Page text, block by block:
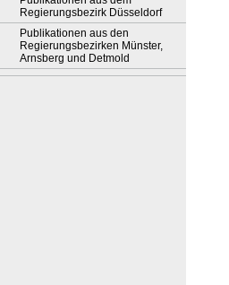
Regierungsbezirk Düsseldorf
Publikationen aus den
Regierungsbezirken Münster,
Arnsberg und Detmold